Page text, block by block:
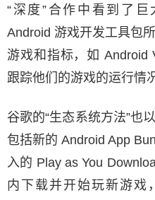
“深度”合作中看到了
Android 游戏开发工具包
游戏和指标，如 Android
跟踪他们的游戏的运行情
谷歌的“生态系统方法”也
包括新的 Android App
入的 Play as You
内下载并开始玩新游戏